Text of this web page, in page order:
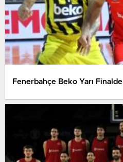
Fenerbahçe Beko Yarı Finalde